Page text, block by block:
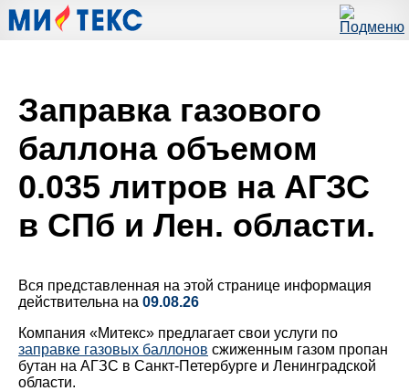
Заправка газового
баллона объемом
0.035 литров на АГЗС
в СПб и Лен. области.
Вся представленная на этой странице информация
действительна на 09.08.26
Компания «Митекс» предлагает свои услуги по
заправке газовых баллонов сжиженным газом пропан
бутан на АГЗС в Санкт-Петербурге и Ленинградской
области.